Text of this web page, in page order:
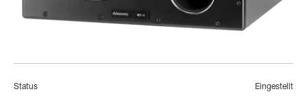
Status Eingestellt